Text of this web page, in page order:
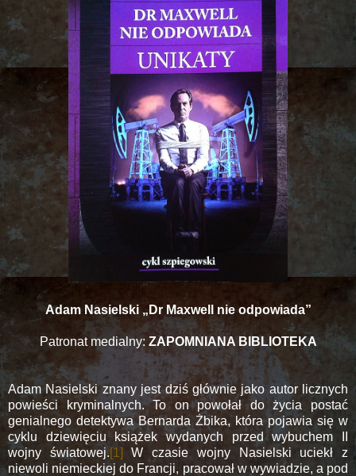
Adam Nasielski „Dr Maxwell nie odpowiada”
Patronat medialny: ZAPOMNIANA BIBLIOTEKA
Adam Nasielski znany jest dziś głównie jako autor licznych
powieści kryminalnych. To on powołał do życia postać
genialnego detektywa Bernarda Żbika, która pojawia się w
cyklu dziewięciu książek wydanych przed wybuchem II
wojny światowej.[1]
W czasie wojny Nasielski uciekł z
niewoli niemieckiej do Francji, pracował w wywiadzie, a pod